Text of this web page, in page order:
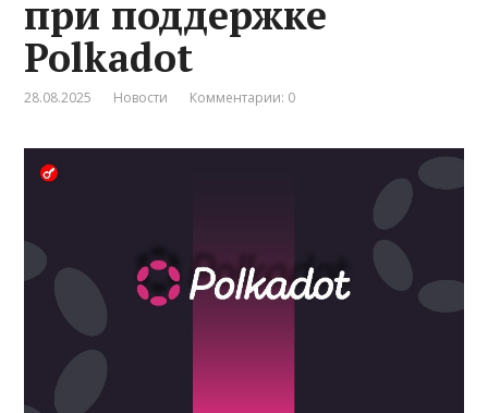
при поддержке
Polkadot
28.08.2025 Новости Комментарии: 0